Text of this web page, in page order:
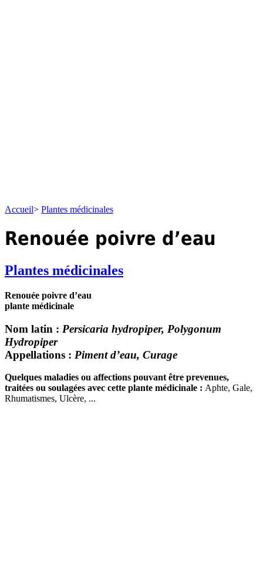
Accueil> Plantes médicinales
Renouée poivre d’eau
Plantes médicinales
Renouée poivre d’eau
plante médicinale
Nom latin : Persicaria hydropiper, Polygonum
Hydropiper
Appellations : Piment d’eau, Curage
Quelques maladies ou affections pouvant être prevenues,
traitées ou soulagées avec cette plante médicinale : Aphte, Gale,
Rhumatismes, Ulcère, ...